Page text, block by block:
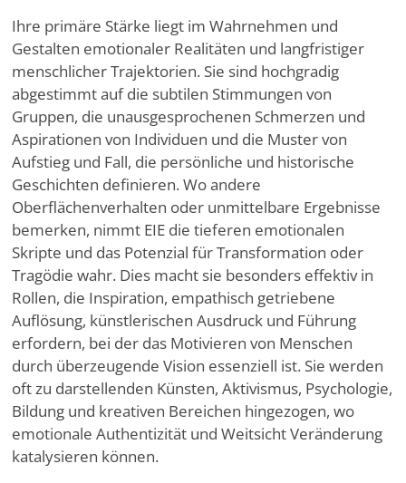
Ihre primäre Stärke liegt im Wahrnehmen und
Gestalten emotionaler Realitäten und langfristiger
menschlicher Trajektorien. Sie sind hochgradig
abgestimmt auf die subtilen Stimmungen von
Gruppen, die unausgesprochenen Schmerzen und
Aspirationen von Individuen und die Muster von
Aufstieg und Fall, die persönliche und historische
Geschichten definieren. Wo andere
Oberflächenverhalten oder unmittelbare Ergebnisse
bemerken, nimmt EIE die tieferen emotionalen
Skripte und das Potenzial für Transformation oder
Tragödie wahr. Dies macht sie besonders effektiv in
Rollen, die Inspiration, empathisch getriebene
Auflösung, künstlerischen Ausdruck und Führung
erfordern, bei der das Motivieren von Menschen
durch überzeugende Vision essenziell ist. Sie werden
oft zu darstellenden Künsten, Aktivismus, Psychologie,
Bildung und kreativen Bereichen hingezogen, wo
emotionale Authentizität und Weitsicht Veränderung
katalysieren können.